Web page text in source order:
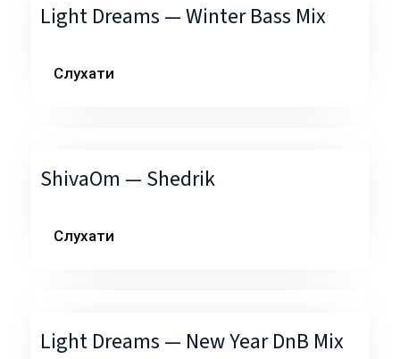
Light Dreams — Winter Bass Mix
Слухати
ShivaOm — Shedrik
Слухати
Light Dreams — New Year DnB Mix